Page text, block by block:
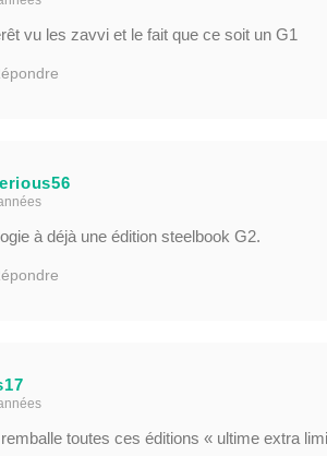
vu les zavvi et le fait que ce soit un G1
à déjà une édition steelbook G2.
toutes ces éditions « ultime extra